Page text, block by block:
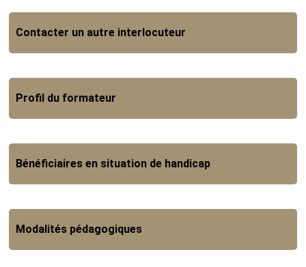
Contacter un autre interlocuteur
Profil du formateur
Bénéficiaires en situation de handicap
Modalités pédagogiques